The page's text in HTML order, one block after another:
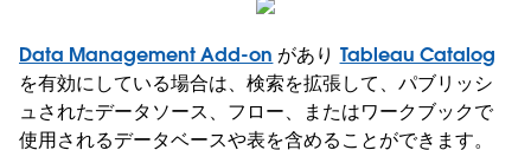
Data Management Add-on があり Tableau Catalog
を有効にしている場合は、検索を拡張して、パブリッシ
ュされたデータソース、フロー、またはワークブックで
使用されるデータベースや表を含めることができます。